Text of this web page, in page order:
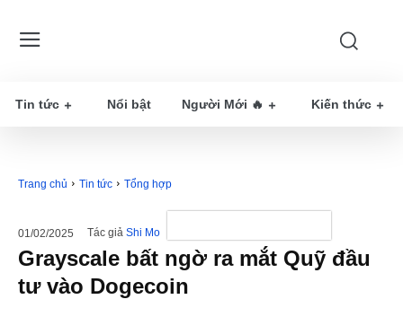
Tin tức Nổi bật Người Mới 🔥 Kiến thức
Trang chủ Tin tức Tổng hợp
01/02/2025 Tác giả Shi Mo
Grayscale bất ngờ ra mắt Quỹ đầu
tư vào Dogecoin